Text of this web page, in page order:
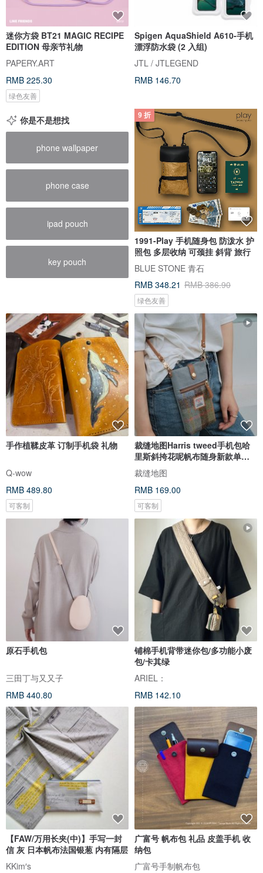
迷你方袋 BT21 MAGIC RECIPE
EDITION 母亲节礼物
PAPERY.ART
RMB 225.30
绿色友善
Spigen AquaShield A610-手机
漂浮防水袋 (2 入组)
JTL / JTLEGEND
RMB 146.70
你是不是想找
phone wallpaper
phone case
ipad pouch
key pouch
9 折
1991-Play 手机随身包 防泼水 护
照包 多层收纳 可颈挂 斜背 旅行
BLUE STONE 青石
RMB 348.21 RMB 386.90
绿色友善
手作植鞣皮革 订制手机袋 礼物
Q-wow
RMB 489.80
可客制
裁缝地图Harris tweed手机包哈
里斯斜挎花呢帆布随身新款单肩
小包
裁缝地图
RMB 169.00
可客制
原石手机包
三田丁与又又子
RMB 440.80
铺棉手机背带迷你包/多功能小废
包/卡其绿
ARIEL：
RMB 142.10
【FAW/万用长夹(中)】手写一封
信 灰 日本帆布法国银葱 内有隔层
KKim′s
广富号 帆布包 礼品 皮盖手机 收
纳包
广富号手制帆布包